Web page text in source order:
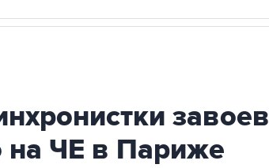
на ЧЕ в Париже